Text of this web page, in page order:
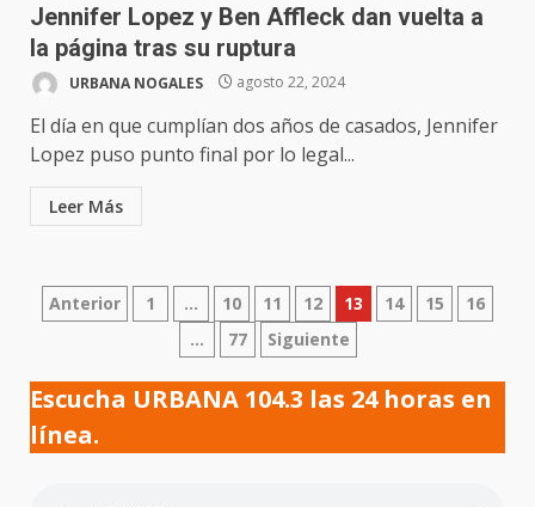
Jennifer Lopez y Ben Affleck dan vuelta a
la página tras su ruptura
URBANA NOGALES agosto 22, 2024
El día en que cumplían dos años de casados, Jennifer
Lopez puso punto final por lo legal...
Leer Más
Paginación
entradas
Anterior 1 … 10 11 12 13 14 15
16
…
77 Siguiente
Escucha URBANA 104.3 las 24 horas en
línea.